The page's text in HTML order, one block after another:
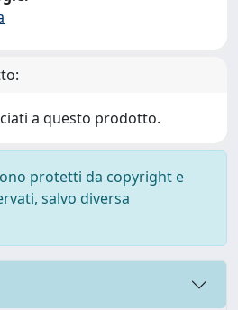
a questo prodotto.
protetti da copyright e
salvo diversa